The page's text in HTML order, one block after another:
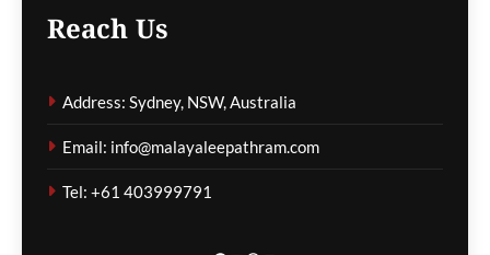
നൂറ്റാണ്ടുകൾ പഴക്കമുള്ള
തിരുശേഷിപ്പ് കണ്ടെത്തി;
കൂടെ അപൂർവ
Reach Us
Address: Sydney, NSW, Australia
Email: info@malayaleepathram.com
Tel: +61 403999791